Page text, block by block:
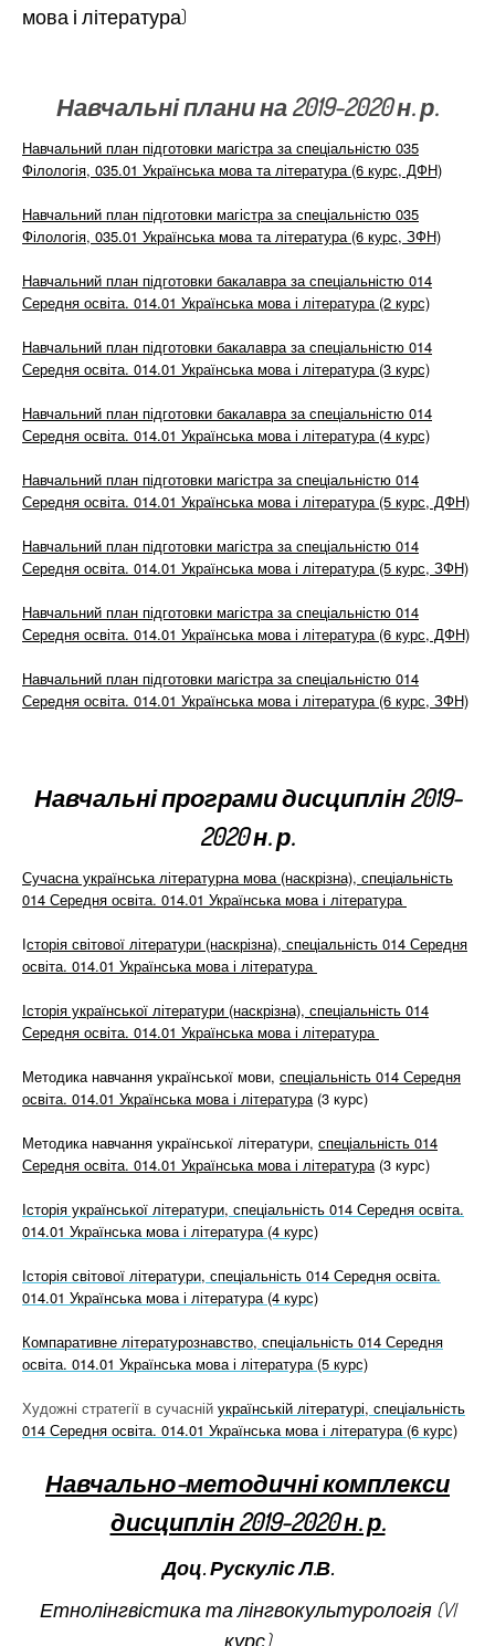
мова і література)
Навчальні плани на 2019-2020 н. р.
Навчальний план підготовки магістра за спеціальністю 035
Філологія, 035.01 Українська мова та література (6 курс, ДФН)
Навчальний план підготовки магістра за спеціальністю 035
Філологія, 035.01 Українська мова та література (6 курс, ЗФН)
Навчальний план підготовки бакалавра за спеціальністю 014
Середня освіта. 014.01 Українська мова і література (2 курс)
Навчальний план підготовки бакалавра за спеціальністю 014
Середня освіта. 014.01 Українська мова і література (3 курс)
Навчальний план підготовки бакалавра за спеціальністю 014
Середня освіта. 014.01 Українська мова і література (4 курс)
Навчальний план підготовки магістра за спеціальністю 014
Середня освіта. 014.01 Українська мова і література (5 курс, ДФН)
Навчальний план підготовки магістра за спеціальністю 014
Середня освіта. 014.01 Українська мова і література (5 курс, ЗФН)
Навчальний план підготовки магістра за спеціальністю 014
Середня освіта. 014.01 Українська мова і література (6 курс, ДФН)
Навчальний план підготовки магістра за спеціальністю 014
Середня освіта. 014.01 Українська мова і література (6 курс, ЗФН)
Навчальні програми дисциплін 2019-
2020 н. р.
Сучасна українська літературна мова (наскрізна), спеціальність
014 Середня освіта. 014.01 Українська мова і література
Історія світової літератури (наскрізна), спеціальність 014 Середня
освіта. 014.01 Українська мова і література
Історія української літератури (наскрізна), спеціальність 014
Середня освіта. 014.01 Українська мова і література
Методика навчання української мови, спеціальність 014 Середня
освіта. 014.01 Українська мова і література(3 курс)
Методика навчання української літератури, спеціальність 014
Середня освіта. 014.01 Українська мова і література(3 курс)
Історія української літератури, спеціальність 014 Середня освіта.
014.01 Українська мова і література (4 курс)
Історія світової літератури, спеціальність 014 Середня освіта.
014.01 Українська мова і література (4 курс)
Компаративне літературознавство, спеціальність 014 Середня
освіта. 014.01 Українська мова і література (5 курс)
Художні стратегії в сучасній українській літературі, спеціальність
014 Середня освіта. 014.01 Українська мова і література (6 курс)
Навчально-методичні комплекси
дисциплін 2019-2020 н. р.
Доц. Рускуліс Л.В.
Етнолінгвістика та лінгвокультурологія (VI
курс)